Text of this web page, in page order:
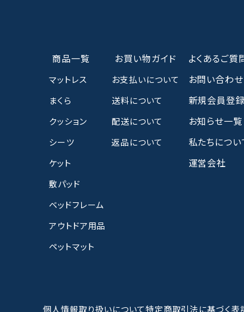
商品一覧
マットレス
まくら
クッション
シーツ
ケット
敷パッド
ベッドフレーム
アウトドア用品
ペットマット
お買い物ガイド
お支払いについて
送料について
配送について
返品について
よくあるご質
お問い合わせ
新規会員登録
お知らせ一覧
私たちについ
運営会社
個人情報取り扱いについて特定商取引法に基づく表